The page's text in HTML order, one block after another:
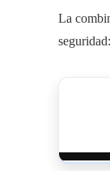
La
seguridad: